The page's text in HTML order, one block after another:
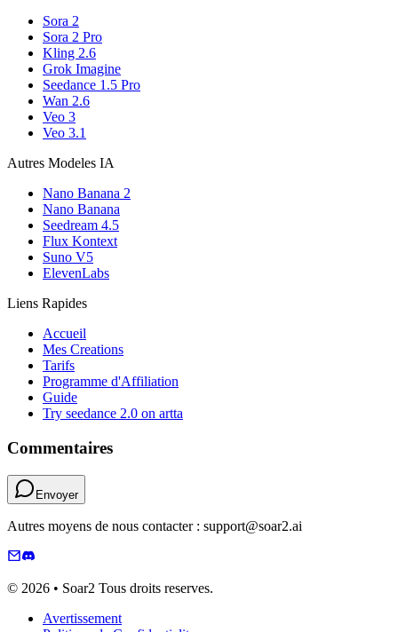
Sora 2
Sora 2 Pro
Kling 2.6
Grok Imagine
Seedance 1.5 Pro
Wan 2.6
Veo 3
Veo 3.1
Autres Modeles IA
Nano Banana 2
Nano Banana
Seedream 4.5
Flux Kontext
Suno V5
ElevenLabs
Liens Rapides
Accueil
Mes Creations
Tarifs
Programme d'Affiliation
Guide
Try seedance 2.0 on artta
Commentaires
Envoyer
Autres moyens de nous contacter : support@soar2.ai
© 2026 • Soar2 Tous droits reserves.
Avertissement